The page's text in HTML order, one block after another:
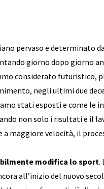
pervaso e determinato
giorno dopo giorno
considerato futuristico,
negli ultimi due
stati esposti e come le
non solo i risultati e il
a maggiore velocità, il
modifica lo sport.
all’inizio del nuovo